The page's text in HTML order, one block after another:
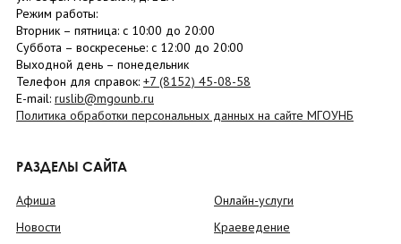
Режим работы:
Вторник – пятница: с 10:00 до 20:00
Суббота – воскресенье: c 12:00 до 20:00
Выходной день – понедельник
Телефон для справок: +7 (8152) 45-08-58
E-mail: ruslib@mgounb.ru
Политика обработки персональных данных на сайте МГОУНБ
РАЗДЕЛЫ САЙТА
Афиша
Новости
Онлайн-услуги
Краеведение